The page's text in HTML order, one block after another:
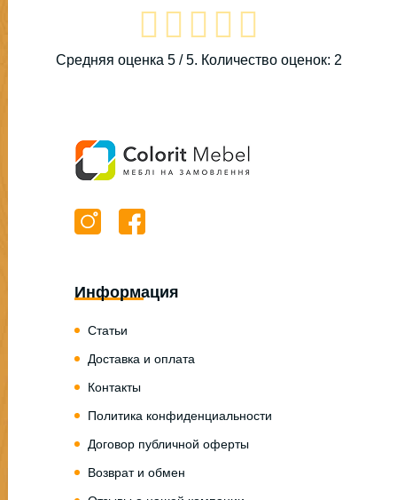
Средняя оценка 5/ 5. Количество оценок: 2
Информация
Статьи
Доставка и оплата
Контакты
Политика конфиденциальности
Договор публичной оферты
Возврат и обмен